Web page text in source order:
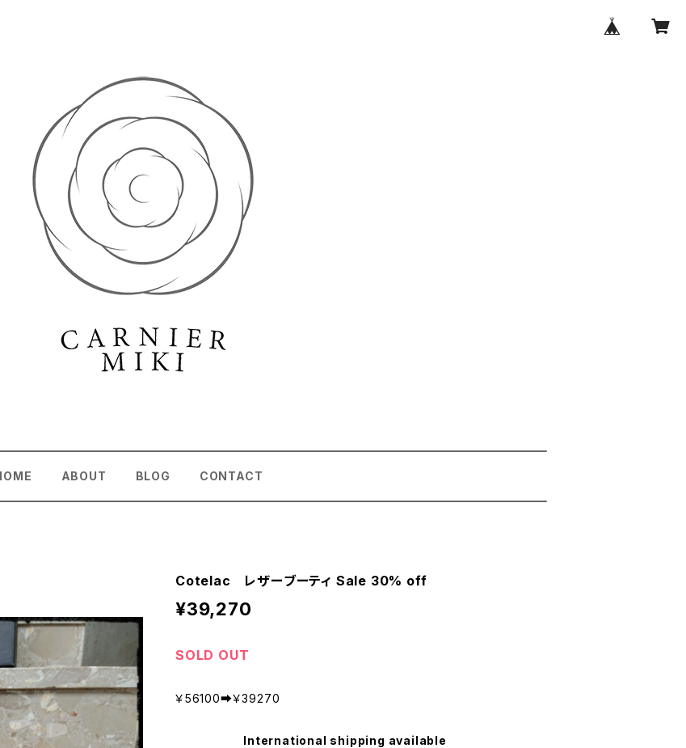
ABOUT BLOG CONTACT
Cotelac レザーブーティ Sale 30% off
¥39,270
SOLD OUT
￥56100➡￥39270
International shipping available